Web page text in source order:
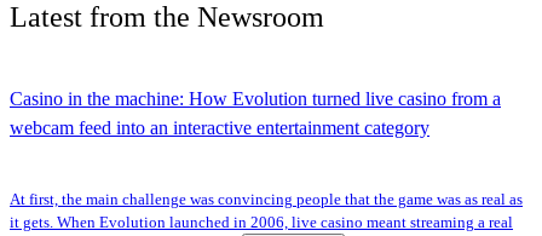
Latest from the Newsroom
Casino in the machine: How Evolution turned live casino from a
webcam feed into an interactive entertainment category
At first, the main challenge was convincing people that the game was as real as
it gets. When Evolution launched in 2006, live casino meant streaming a real